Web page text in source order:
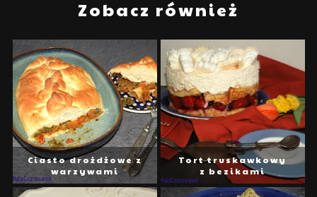
Zobacz również
Ciasto drożdżowe z
warzywami
Tort truskawkowy
z bezikami